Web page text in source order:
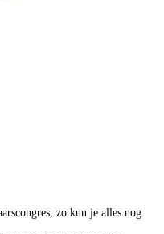
zo kun je alles nog